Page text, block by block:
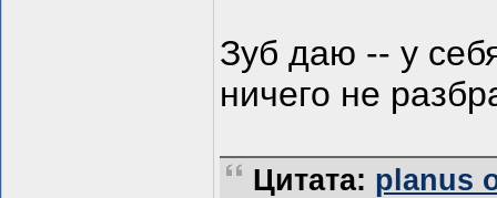
Зуб даю -- у
ничего не
Цитата: planus